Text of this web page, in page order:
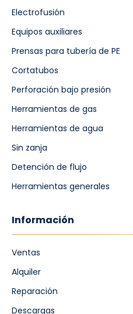
Electrofusión
Equipos auxiliares
Prensas para tubería de PE
Cortatubos
Perforación bajo presión
Herramientas de gas
Herramientas de agua
Sin zanja
Detención de flujo
Herramientas generales
Información
Ventas
Alquiler
Reparación
Descargas